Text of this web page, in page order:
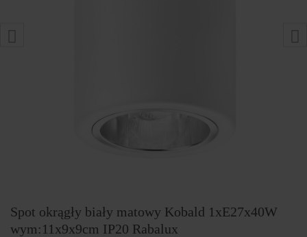
Spot okrągły biały matowy Kobald 1xE27x40W
wym:11x9x9cm IP20 Rabalux